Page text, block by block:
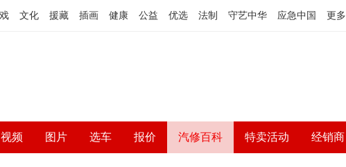
文化 援藏 插画 健康 公益 优选 法制 守艺中华 应急中国 更多
视频 图片 选车 报价 汽修百科 特卖活动 经销商